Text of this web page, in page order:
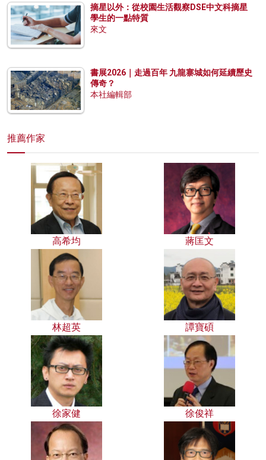
摘星以外：從校園生活觀察DSE中文科摘星
學生的一點特質
來文
書展2026｜走過百年 九龍寨城如何延續歷史
傳奇？
本社編輯部
推薦作家
高希均 蔣匡文
林超英 譚寶碩
徐家健 徐俊祥